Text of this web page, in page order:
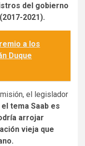
del gobierno
2021).
a los
Duque
el legislador
tema Saab es
arrojar
vieja que